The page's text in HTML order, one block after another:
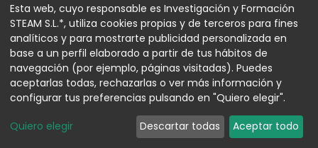
IR A LA TIENDA DE CANARIAS
MOSTRAR CATEGORÍAS
Esta web, cuyo responsable es Investigación y Formación
STEAM S.L.*, utiliza cookies propias y de terceros para fines
analíticos y para mostrarte publicidad personalizada en
base a un perfil elaborado a partir de tus hábitos de
navegación (por ejemplo, páginas visitadas). Puedes
aceptarlas todas, rechazarlas o ver más información y
configurar tus preferencias pulsando en "Quiero elegir".
Quiero elegir Descartar todas Aceptar todo